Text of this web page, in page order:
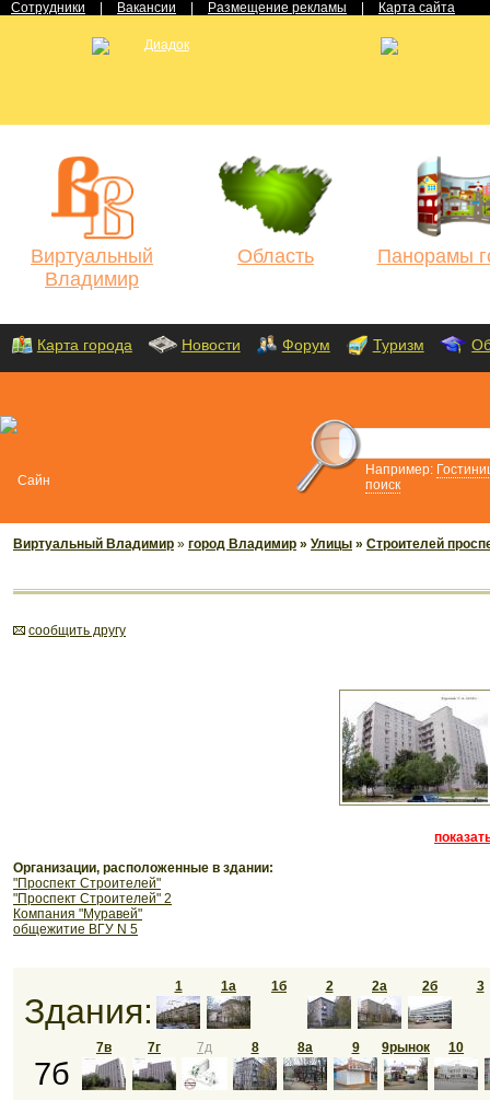
Сотрудники Вакансии Размещение рекламы Карта сайта
Виртуальный
Владимир
Область Панорамы
Карта города Новости Форум Туризм
Например:
поиск
Виртуальный Владимир » город Владимир » Улицы » Строителей
cообщить другу
Организации, расположенные в здании:
"Проспект Строителей"
"Проспект Строителей" 2
Компания "Муравей"
общежитие ВГУ N 5
Здания:
1 1а 1б 2 2а 2б 3
7б
7в 7г 7д 8 8а 9 9рынок 10